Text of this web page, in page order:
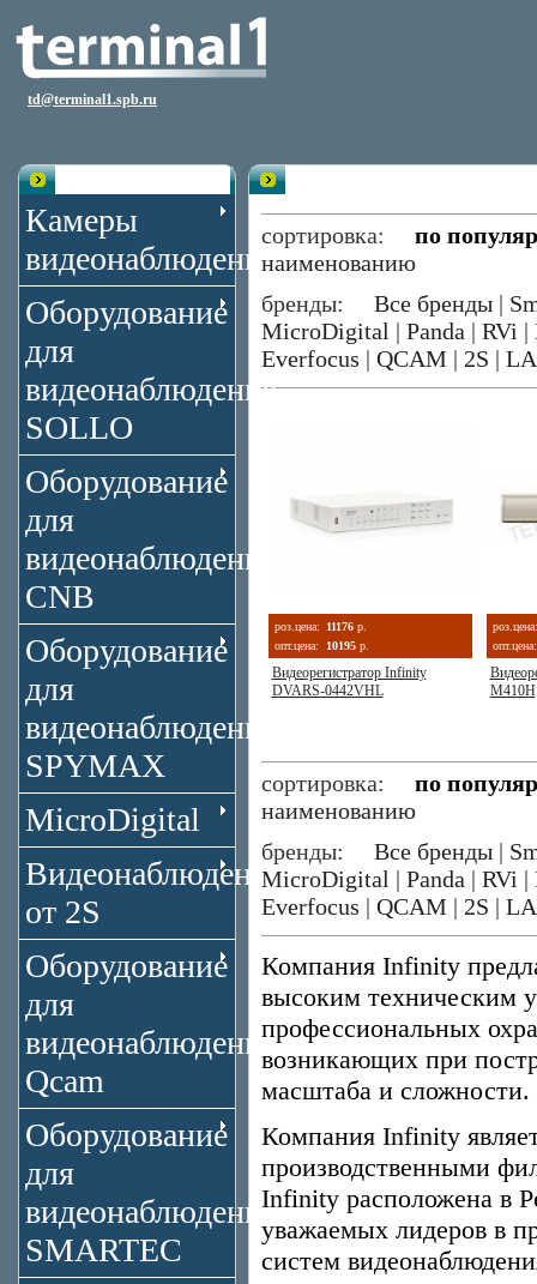
td@terminal1.spb.ru
Камеры
видеонаблюдения
Оборудование
для
видеонаблюдения
SOLLO
Оборудование
для
видеонаблюдения
CNB
Оборудование
для
видеонаблюдения
SPYMAX
MicroDigital
Видеонаблюдение
от 2S
Оборудование
для
видеонаблюдения
Qcam
Оборудование
для
видеонаблюдения
SMARTEC
сортировка: по
наименованию
бренды: Все бренды |
MicroDigital | Panda | RVi |
Everfocus | QCAM | 2S |
роз.цена: 11176 р.
опт.цена:
10195 р.
Видеорегистратор Infinity
DVARS-0442VHL
роз.цена:
опт.цена:
M410H
сортировка: по
наименованию
бренды: Все бренды |
MicroDigital | Panda | RVi |
Everfocus | QCAM | 2S |
Компания Infinity
высоким техническим
профессиональных
возникающих при
масштаба и сложности.
Компания Infinity
производственными
Infinity расположена в
уважаемых лидеров в
систем